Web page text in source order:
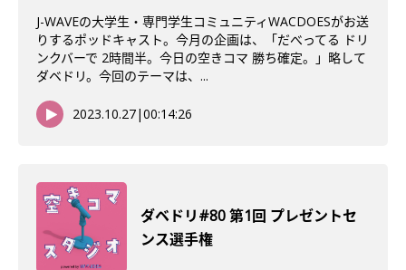
J-WAVEの大学生・専門学生コミュニティWACDOESがお送
りするポッドキャスト。今月の企画は、「だべってる ドリ
ンクバーで 2時間半。今日の空きコマ 勝ち確定。」略して
ダベドリ。今回のテーマは、...
2023.10.27|00:14:26
ダベドリ#80 第1回 プレゼントセ
ンス選手権